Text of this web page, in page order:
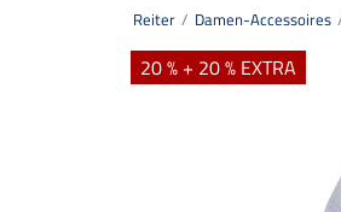
Reiter Damen-Accessoires
20 % + 20 % EXTRA